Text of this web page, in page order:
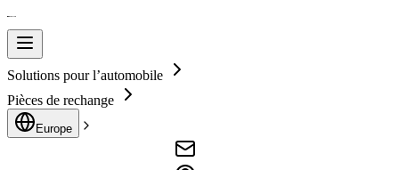
Solutions pour l’automobile
Pièces de rechange
Europe